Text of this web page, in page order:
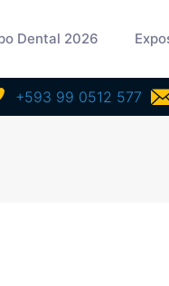
Dental 2026
+593 99 0512 577